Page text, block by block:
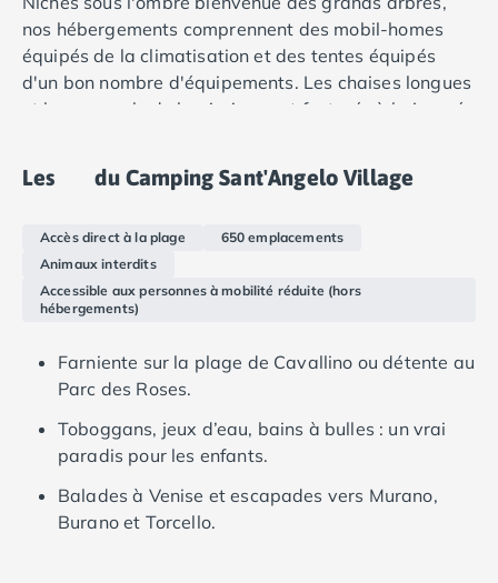
Camping Brest
Camping Carantec
Camping Concarneau
Camping Douarnenez
Camping Quimper
Camping Ille-et-Vilaine
Camping Cancale
Camping Saint-Malo
Camping Auray
Camping Carnac
Camping Locmariaquer
Camping Penestin
Camping Quiberon
Camping Sarzeau
nos hébergements comprennent des mobil-homes
équipés de la climatisation et des tentes équipés
d'un bon nombre d'équipements. Les chaises longues
et les parasols de la piscine sont facturés à la journée
Les du Camping Sant'Angelo Village
Accès direct à la plage
650 emplacements
Animaux interdits
Accessible aux personnes à mobilité réduite (hors
hébergements)
Farniente sur la plage de Cavallino ou détente au
Parc des Roses.
Toboggans, jeux d’eau, bains à bulles : un vrai
paradis pour les enfants.
Balades à Venise et escapades vers Murano,
Burano et Torcello.